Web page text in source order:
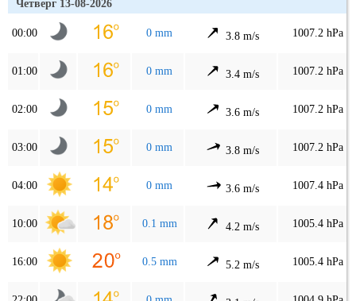
Четверг 13-08-2026
00:00 0 mm 3.8 m/s 1007.2 hPa
01:00 0 mm 3.4 m/s 1007.2 hPa
02:00 0 mm 3.6 m/s 1007.2 hPa
03:00 0 mm 3.8 m/s 1007.2 hPa
04:00 0 mm 3.6 m/s 1007.4 hPa
10:00 0.1 mm 4.2 m/s 1005.4 hPa
16:00 0.5 mm 5.2 m/s 1005.4 hPa